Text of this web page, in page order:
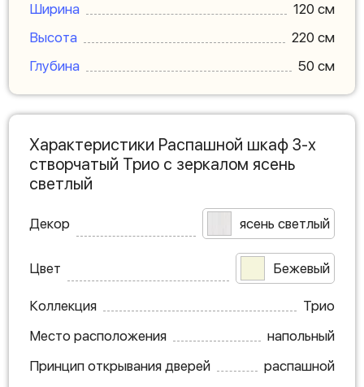
Ширина
120 см
Высота
220 см
Глубина
50 см
Характеристики Распашной шкаф 3-х
створчатый Трио с зеркалом ясень
светлый
Декор ясень светлый
Цвет Бежевый
Коллекция
Трио
Место расположения
напольный
Принцип открывания дверей
распашной